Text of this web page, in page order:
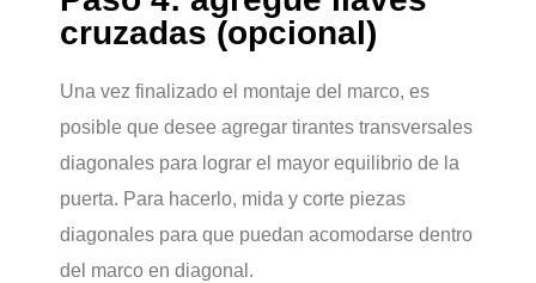
cruzadas (opcional)
Una vez finalizado el montaje del marco, es
posible que desee agregar tirantes transversales
diagonales para lograr el mayor equilibrio de la
puerta. Para hacerlo, mida y corte piezas
diagonales para que puedan acomodarse dentro
del marco en diagonal.